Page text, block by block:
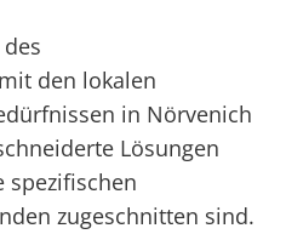
den lokalen
in Nörvenich
Lösungen
spezifischen
zugeschnitten sind.